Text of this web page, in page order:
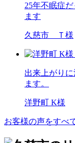
25年不眠症
ます
久慈市 Ｔ様
出来上がり
ます。
洋野町 K様
お客様の声をすべ